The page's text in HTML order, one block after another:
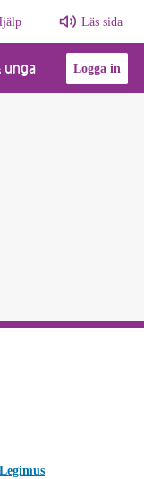
Läs sida
unga Logga in